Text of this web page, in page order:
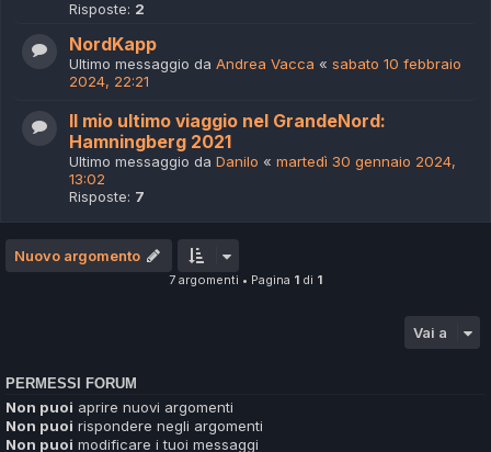
Risposte: 2
NordKapp
Ultimo messaggio da Andrea Vacca « sabato 10 febbraio
2024, 22:21
Il mio ultimo viaggio nel GrandeNord:
Hamningberg 2021
Ultimo messaggio da Danilo « martedì 30 gennaio 2024,
13:02
Risposte: 7
Nuovo argomento
7 argomenti • Pagina 1 di 1
Vai a
PERMESSI FORUM
Non puoi aprire nuovi argomenti
Non puoi rispondere negli argomenti
Non puoi modificare i tuoi messaggi